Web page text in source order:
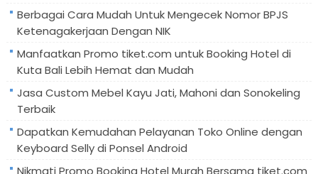
Berbagai Cara Mudah Untuk Mengecek Nomor BPJS
Ketenagakerjaan Dengan NIK
Manfaatkan Promo tiket.com untuk Booking Hotel di
Kuta Bali Lebih Hemat dan Mudah
Jasa Custom Mebel Kayu Jati, Mahoni dan Sonokeling
Terbaik
Dapatkan Kemudahan Pelayanan Toko Online dengan
Keyboard Selly di Ponsel Android
Nikmati Promo Booking Hotel Murah Bersama tiket.com